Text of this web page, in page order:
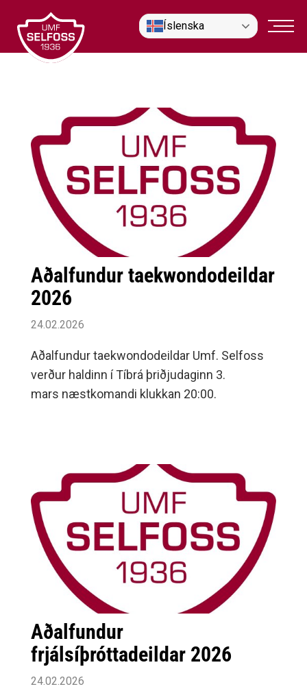
efni
Íslenska
Aðalfundur taekwondodeildar
2026
24.02.2026
Aðalfundur taekwondodeildar Umf. Selfoss
verður haldinn í Tíbrá þriðjudaginn 3.
mars næstkomandi klukkan 20:00.
Aðalfundur
frjálsíþróttadeildar 2026
24.02.2026